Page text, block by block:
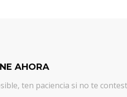
AHORA
ten paciencia si no te